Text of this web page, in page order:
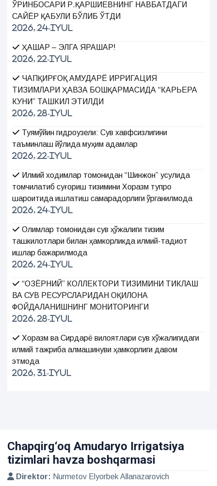
ЎРИНБОСАРИ Р.ҚАРШИЕВНИНГ НАВБАТДАГИ
САЙЁР ҚАБУЛИ БЎЛИБ ЎТДИ
2026, 24-Iyul
ҲАШАР – ЭЛГА ЯРАШАР!
2026, 22-Iyul
ЧАПҚИРҒОҚ АМУДАРЁ ИРРИГАЦИЯ
ТИЗИМЛАРИ ҲАВЗА БОШҚАРМАСИДА “КАРЬЕРА
КУНИ” ТАШКИЛ ЭТИЛДИ
2026, 28-Iyul
Туямўйин гидроузели: Сув хавфсизлигини
таъминлаш йўлида муҳим қадамлар
2026, 22-Iyul
Илмий ходимлар томонидан “Шинжон” усулида
томчилатиб суғориш тизимини Хоразм тупроқ
шароитида ишлатиш самарадорлиги ўрганилмоқда
2026, 24-Iyul
Олимлар томонидан сув ҳўжалиги тизим
ташкилотлари билан ҳамкорликда илмий-тадқиқот
ишлар бажарилмоқда
2026, 24-Iyul
“ОЗЁРНИЙ” КОЛЛЕКТОРИ ТИЗИМИНИ ТИКЛАШ
ВА СУВ РЕСУРСЛАРИДАН ОҚИЛОНА
ФОЙДАЛАНИШНИНГ МОНИТОРИНГИ
2026, 28-Iyul
Хоразм ва Сирдарё вилоятлари сув хўжалигидаги
илмий тажриба алмашинуви ҳамкорлиги давом
этмоқда
2026, 31-Iyul
Chapqirg‘oq Amudaryo Irrigatsiya
tizimlari havza boshqarmasi
Direktor: Nurmetov Elyorbek Allanazarovich